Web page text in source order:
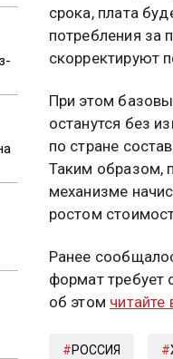
срока, плата
потребления за
скорректируют
При этом
останутся без
по стране
Таким образом,
механизме
ростом
Ранее
формат требует
об этом читайте
РОССИЯ